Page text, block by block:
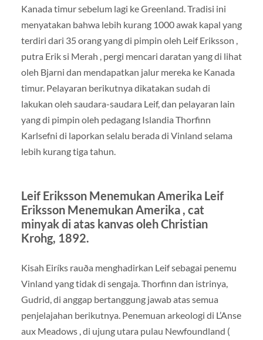
Kanada timur sebelum lagi ke Greenland. Tradisi ini
menyatakan bahwa lebih kurang 1000 awak kapal yang
terdiri dari 35 orang yang di pimpin oleh Leif Eriksson ,
putra Erik si Merah , pergi mencari daratan yang di lihat
oleh Bjarni dan mendapatkan jalur mereka ke Kanada
timur. Pelayaran berikutnya dikatakan sudah di
lakukan oleh saudara-saudara Leif, dan pelayaran lain
yang di pimpin oleh pedagang Islandia Thorfinn
Karlsefni di laporkan selalu berada di Vinland selama
lebih kurang tiga tahun.
Leif Eriksson Menemukan Amerika Leif
Eriksson Menemukan Amerika , cat
minyak di atas kanvas oleh Christian
Krohg, 1892.
Kisah Eiríks rauða menghadirkan Leif sebagai penemu
Vinland yang tidak di sengaja. Thorfinn dan istrinya,
Gudrid, di anggap bertanggung jawab atas semua
penjelajahan berikutnya. Penemuan arkeologi di L’Anse
aux Meadows , di ujung utara pulau Newfoundland (